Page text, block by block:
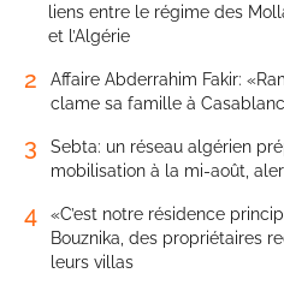
liens entre le régime des
et l’Algérie
2
Affaire Abderrahim Fakir:
clame sa famille à
3
Sebta: un réseau algérien
mobilisation à la mi-août,
4
«C’est notre résidence
Bouznika, des propriétaires
leurs villas